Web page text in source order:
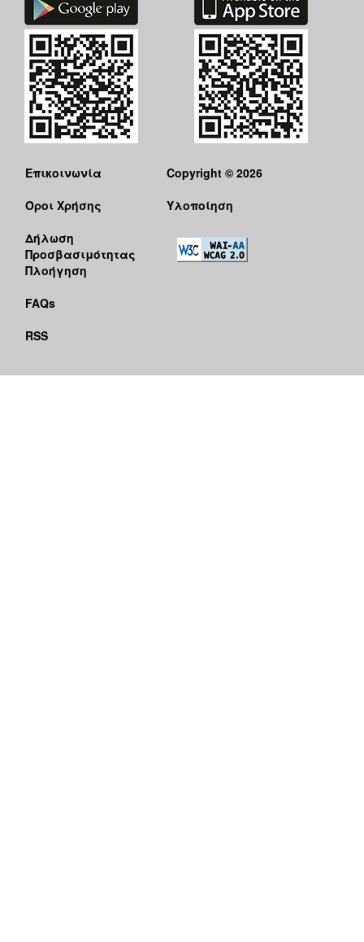
Επικοινωνία
Όροι Χρήσης
Δήλωση
Προσβασιμότητας
Πλοήγηση
FAQs
RSS
Copyright © 2026
Υλοποίηση